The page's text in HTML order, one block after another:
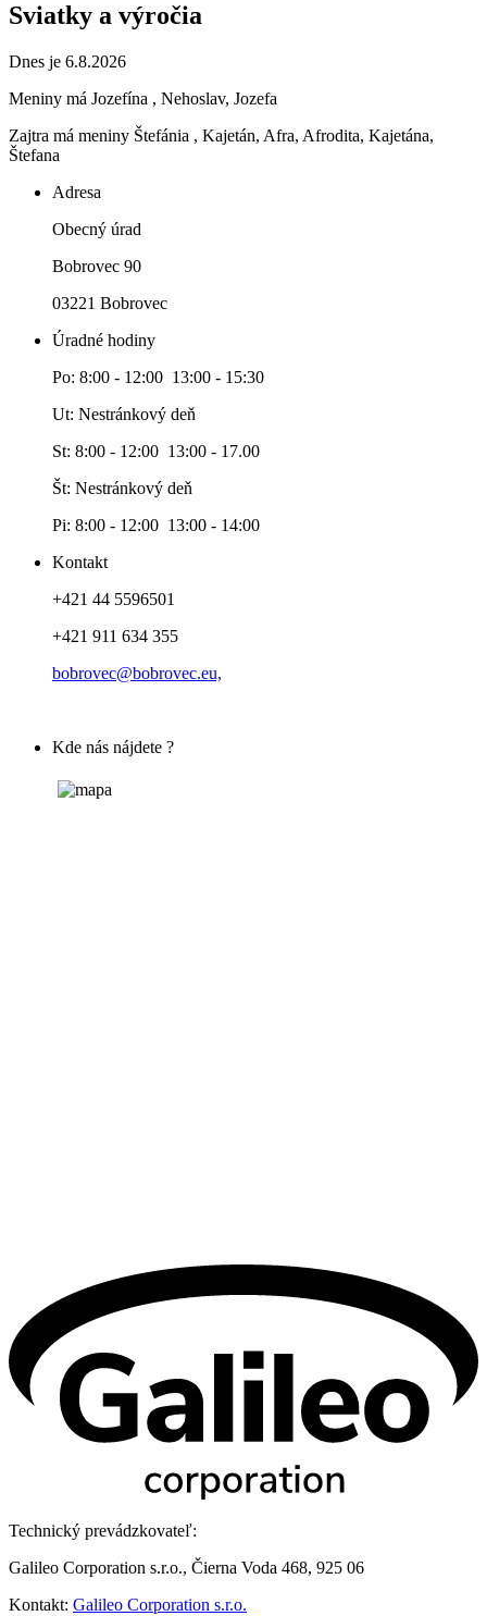
Sviatky a výročia
Dnes je 6.8.2026
Meniny má Jozefína , Nehoslav, Jozefa
Zajtra má meniny Štefánia , Kajetán, Afra, Afrodita, Kajetána,
Štefana
Adresa
Obecný úrad
Bobrovec 90
03221 Bobrovec
Úradné hodiny
Po: 8:00 - 12:00 13:00 - 15:30
Ut: Nestránkový deň
St: 8:00 - 12:00 13:00 - 17.00
Št: Nestránkový deň
Pi: 8:00 - 12:00 13:00 - 14:00
Kontakt
+421 44 5596501
+421 911 634 355
bobrovec@bobrovec.eu,
Kde nás nájdete ?
Technický prevádzkovateľ:
Galileo Corporation s.r.o., Čierna Voda 468, 925 06
Kontakt: Galileo Corporation s.r.o.